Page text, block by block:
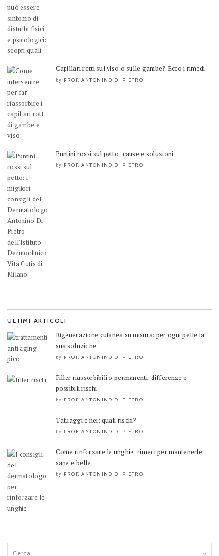
Capillari rotti sul viso o sulle gambe? Ecco i rimedi
by PROF. ANTONINO DI PIETRO
Puntini rossi sul petto: cause e soluzioni
by PROF. ANTONINO DI PIETRO
ULTIMI ARTICOLI
Rigenerazione cutanea su misura: per ogni pelle la
sua soluzione
by PROF. ANTONINO DI PIETRO
Filler riassorbibili o permanenti: differenze e
possibili rischi
by PROF. ANTONINO DI PIETRO
Tatuaggi e nei: quali rischi?
by PROF. ANTONINO DI PIETRO
Come rinforzare le unghie: rimedi per mantenerle
sane e belle
by PROF. ANTONINO DI PIETRO